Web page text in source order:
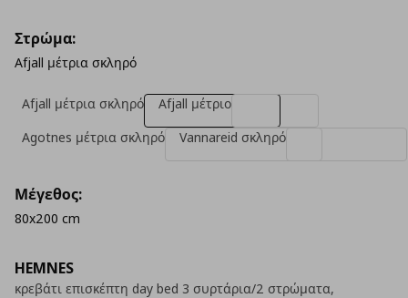
HEMNES
κρεβάτι επισκέπτη day bed 3 συρτάρια/2 στρώματα,
Στρώμα:
Afjall μέτρια σκληρό
Afjall μέτρια σκληρό
Afjall μέτριο
Agotnes μέτρια σκληρό
Vannareid σκληρό
Μέγεθος:
80x200 cm